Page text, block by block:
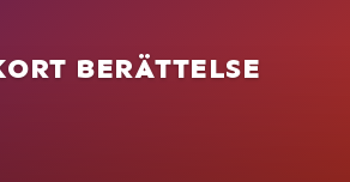
BERÄTTELSE